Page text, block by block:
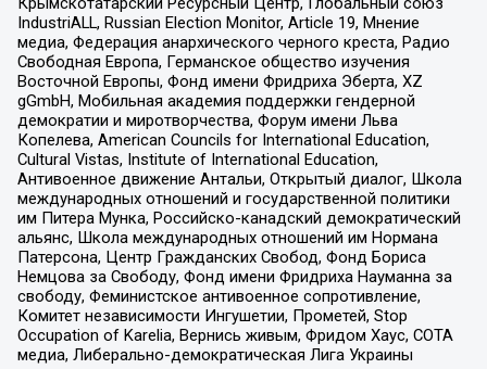
IndustriALL, Russian Election Monitor, Article 19, Мнение
медиа, Федерация анархического черного креста, Радио
Свободная Европа, Германское общество изучения
Восточной Европы, Фонд имени Фридриха Эберта, XZ
gGmbH, Мобильная академия поддержки гендерной
демократии и миротворчества, Форум имени Льва
Копелева, American Councils for International Education,
Cultural Vistas, Institute of International Education,
Антивоенное движение Антальи, Открытый диалог, Школа
международных отношений и государственной политики
им Питера Мунка, Российско-канадский демократический
альянс, Школа международных отношений им Нормана
Патерсона, Центр Гражданских Свобод, Фонд Бориса
Немцова за Свободу, Фонд имени Фридриха Науманна за
свободу, Феминистское антивоенное сопротивление,
Комитет независимости Ингушетии, Прометей, Stop
Occupation of Karelia, Вернись живым, Фридом Хаус, СОТА
медиа, Либерально-демократическая Лига Украины